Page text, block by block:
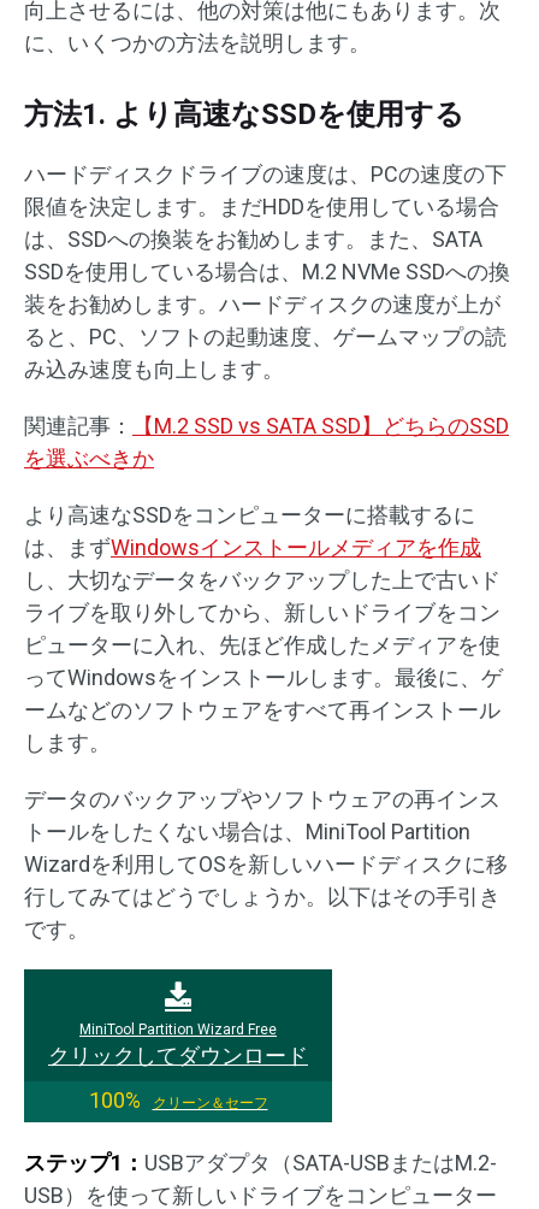
向上させるには、他の対策は他にもあります。次
に、いくつかの方法を説明します。
方法1. より高速なSSDを使用する
ハードディスクドライブの速度は、PCの速度の下
限値を決定します。まだHDDを使用している場合
は、SSDへの換装をお勧めします。また、SATA
SSDを使用している場合は、M.2 NVMe SSDへの換
装をお勧めします。ハードディスクの速度が上が
ると、PC、ソフトの起動速度、ゲームマップの読
み込み速度も向上します。
関連記事：
【M.2 SSD vs SATA SSD】どちらのSSD
を選ぶべきか
より高速なSSDをコンピューターに搭載するに
は、まずWindowsインストールメディアを作成
し、大切なデータをバックアップした上で古いド
ライブを取り外してから、新しいドライブをコン
ピューターに入れ、先ほど作成したメディアを使
ってWindowsをインストールします。最後に、ゲ
ームなどのソフトウェアをすべて再インストール
します。
データのバックアップやソフトウェアの再インス
トールをしたくない場合は、MiniTool Partition
Wizardを利用してOSを新しいハードディスクに移
行してみてはどうでしょうか。以下はその手引き
です。
MiniTool Partition Wizard Free
クリックしてダウンロード
100%
クリーン＆セーフ
ステップ1： USBアダプタ（SATA-USBまたはM.2-
USB）を使って新しいドライブをコンピューター